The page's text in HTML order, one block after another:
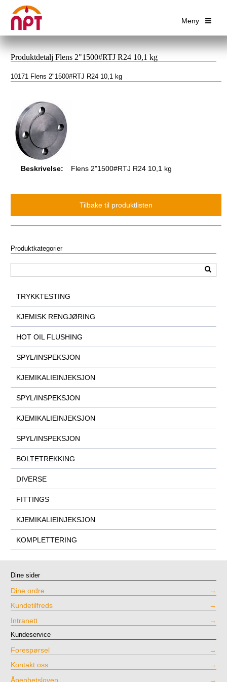
Meny
Produktdetalj Flens 2"1500#RTJ R24 10,1 kg
10171 Flens 2"1500#RTJ R24 10,1 kg
Beskrivelse: Flens 2"1500#RTJ R24 10,1 kg
Produktkategorier
TRYKKTESTING
KJEMISK RENGJØRING
HOT OIL FLUSHING
SPYL/INSPEKSJON
KJEMIKALIEINJEKSJON
SPYL/INSPEKSJON
KJEMIKALIEINJEKSJON
SPYL/INSPEKSJON
BOLTETREKKING
DIVERSE
FITTINGS
KJEMIKALIEINJEKSJON
KOMPLETTERING
Dine sider
Dine ordre
Kundetilfreds
Intranett
Kundeservice
Forespørsel
Kontakt oss
Åpenhetsloven